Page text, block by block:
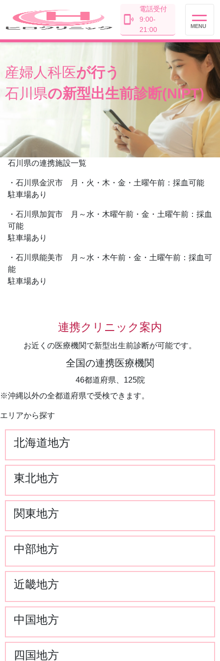
電話受付
9:00-
21:00
MENU
産婦人科医が行う
石川県の新型出生前診断(NIPT)
石川県の連携施設一覧
・石川県金沢市 月・火・木・金・土曜午前：採血可能
駐車場あり
・石川県加賀市 月～水・木曜午前・金・土曜午前：採血
可能
駐車場あり
・石川県能美市 月～水・木午前・金・土曜午前：採血可
能
駐車場あり
連携クリニック案内
お近くの医療機関で新型出生前診断が可能です。
全国の連携医療機関
46都道府県、125院
※沖縄以外の全都道府県で受検できます。
エリアから探す
北海道地方
東北地方
関東地方
中部地方
近畿地方
中国地方
四国地方